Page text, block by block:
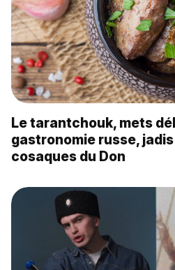
Le tarantchouk, mets
gastronomie russe,
cosaques du Don